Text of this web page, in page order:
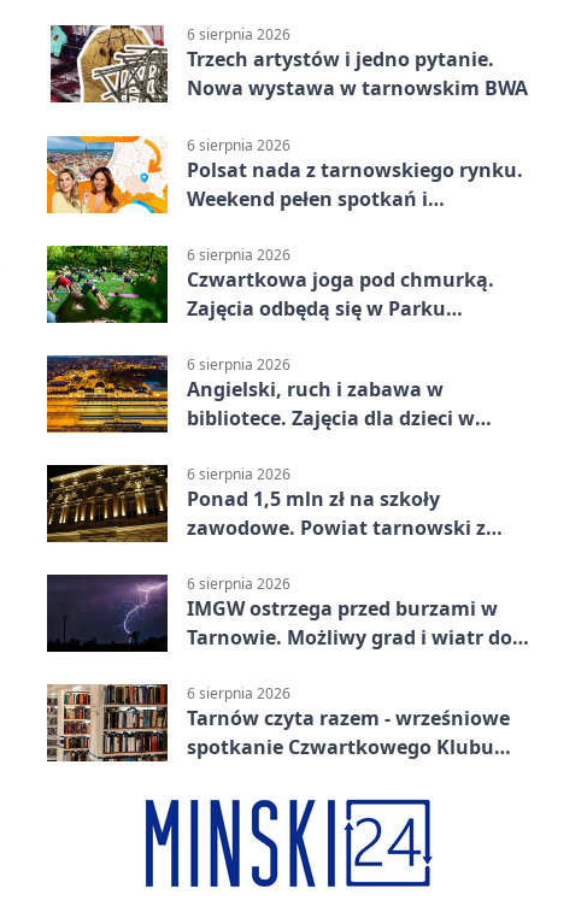
6 sierpnia 2026
Trzech artystów i jedno pytanie.
Nowa wystawa w tarnowskim BWA
6 sierpnia 2026
Polsat nada z tarnowskiego rynku.
Weekend pełen spotkań i
6 sierpnia 2026
Czwartkowa joga pod chmurką.
Zajęcia odbędą się w Parku
6 sierpnia 2026
Angielski, ruch i zabawa w
bibliotece. Zajęcia dla dzieci w
6 sierpnia 2026
Ponad 1,5 mln zł na szkoły
zawodowe. Powiat tarnowski z
6 sierpnia 2026
IMGW ostrzega przed burzami w
Tarnowie. Możliwy grad i wiatr do
6 sierpnia 2026
Tarnów czyta razem - wrześniowe
spotkanie Czwartkowego Klubu